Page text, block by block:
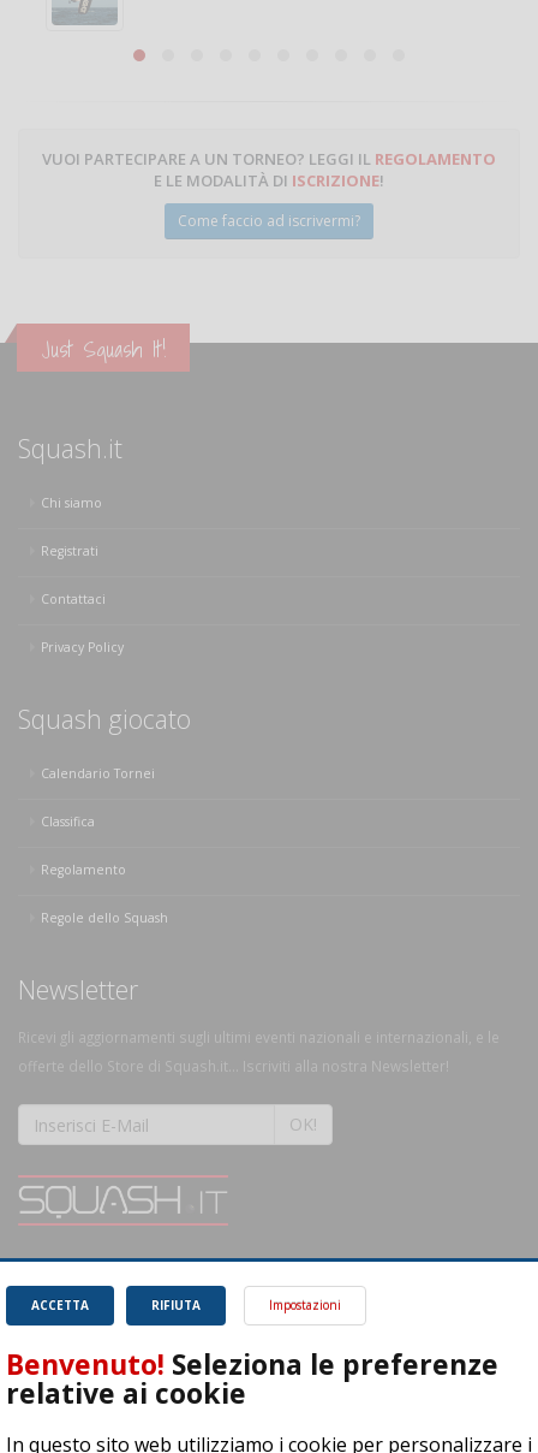
VUOI PARTECIPARE A UN TORNEO? LEGGI IL REGOLAMENTO
E LE MODALITÀ DI ISCRIZIONE!
Come faccio ad iscrivermi?
Just Squash It!
Squash.it
Chi siamo
Registrati
Contattaci
Privacy Policy
Squash giocato
Calendario Tornei
Classifica
Regolamento
Regole dello Squash
Newsletter
Ricevi gli aggiornamenti sugli ultimi eventi nazionali e internazionali, e le
offerte dello Store di Squash.it... Iscriviti alla nostra Newsletter!
OK!
SQUASH.it: Il punto di riferimento quotidiano per tutti gli amanti di questo
magnifico sport.
Leggi
RIFIUTA
ACCETTA Impostazioni
Benvenuto! Seleziona le preferenze
relative ai cookie
In questo sito web utilizziamo i cookie per personalizzare i
ASD Let's Sport - Via T. Olivelli 3, 25014 Castenedolo (BS) - P. Iva: